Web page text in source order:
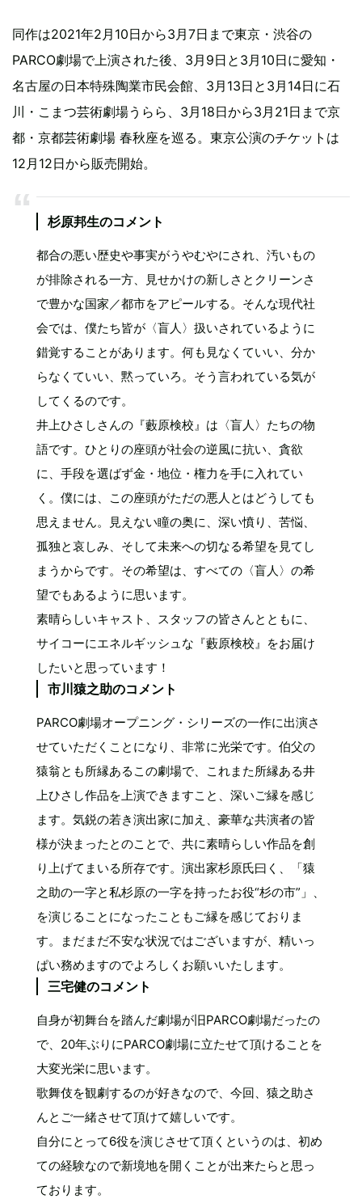
同作は2021年2月10日から3月7日まで東京・渋谷の
PARCO劇場で上演された後、3月9日と3月10日に愛知・
名古屋の日本特殊陶業市民会館、3月13日と3月14日に石
川・こまつ芸術劇場うらら、3月18日から3月21日まで京
都・京都芸術劇場 春秋座を巡る。東京公演のチケットは
12月12日から販売開始。
杉原邦生のコメント
都合の悪い歴史や事実がうやむやにされ、汚いもの
が排除される一方、見せかけの新しさとクリーンさ
で豊かな国家／都市をアピールする。そんな現代社
会では、僕たち皆が〈盲人〉扱いされているように
錯覚することがあります。何も見なくていい、分か
らなくていい、黙っていろ。そう言われている気が
してくるのです。
井上ひさしさんの『藪原検校』は〈盲人〉たちの物
語です。ひとりの座頭が社会の逆風に抗い、貪欲
に、手段を選ばず金・地位・権力を手に入れてい
く。僕には、この座頭がただの悪人とはどうしても
思えません。見えない瞳の奥に、深い憤り、苦悩、
孤独と哀しみ、そして未来への切なる希望を見てし
まうからです。その希望は、すべての〈盲人〉の希
望でもあるように思います。
素晴らしいキャスト、スタッフの皆さんとともに、
サイコーにエネルギッシュな『藪原検校』をお届け
したいと思っています！
市川猿之助のコメント
PARCO劇場オープニング・シリーズの一作に出演さ
せていただくことになり、非常に光栄です。伯父の
猿翁とも所縁あるこの劇場で、これまた所縁ある井
上ひさし作品を上演できますこと、深いご縁を感じ
ます。気鋭の若き演出家に加え、豪華な共演者の皆
様が決まったとのことで、共に素晴らしい作品を創
り上げてまいる所存です。演出家杉原氏曰く、「猿
之助の一字と私杉原の一字を持ったお役“杉の市”」、
を演じることになったこともご縁を感じておりま
す。まだまだ不安な状況ではございますが、精いっ
ぱい務めますのでよろしくお願いいたします。
三宅健のコメント
自身が初舞台を踏んだ劇場が旧PARCO劇場だったの
で、20年ぶりにPARCO劇場に立たせて頂けることを
大変光栄に思います。
歌舞伎を観劇するのが好きなので、今回、猿之助さ
んとご一緒させて頂けて嬉しいです。
自分にとって6役を演じさせて頂くというのは、初め
ての経験なので新境地を開くことが出来たらと思っ
ております。